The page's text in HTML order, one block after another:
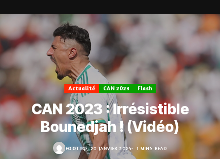
Actualité CAN 2023 Flash
CAN 2023 : Irrésistible
Bounedjah ! (Vidéo)
FOOT.TG 20 JANVIER 2024 1 MINS READ